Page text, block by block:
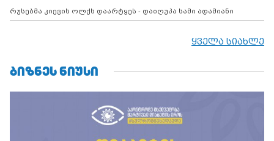
რუსებმა კიევის ოლქს დაარტყეს - დაიღუპა სამი ადამიანი
ყველა სიახლე
ᲑᲘᲖᲜᲔᲡ ᲜᲘᲣᲡᲘ